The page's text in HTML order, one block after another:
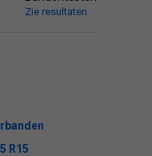
Zie resultaten
R15